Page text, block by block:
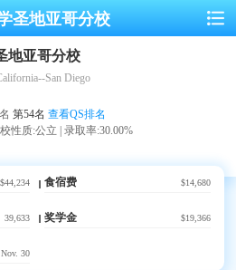
圣地亚哥分校
地亚哥分校
San Diego
第54名 查看QS排名
性质:公立 | 录取率:30.00%
$44,234 食宿费 $14,680
39,633 奖学金 $19,366
Nov. 30